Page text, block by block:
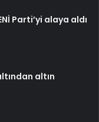
Parti’yi alaya aldı
altın